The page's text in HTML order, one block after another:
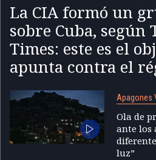
La CIA formó un
sobre Cuba, según
Times: este es el
apunta contra el
Apagones
Ola de
ante los
luz”